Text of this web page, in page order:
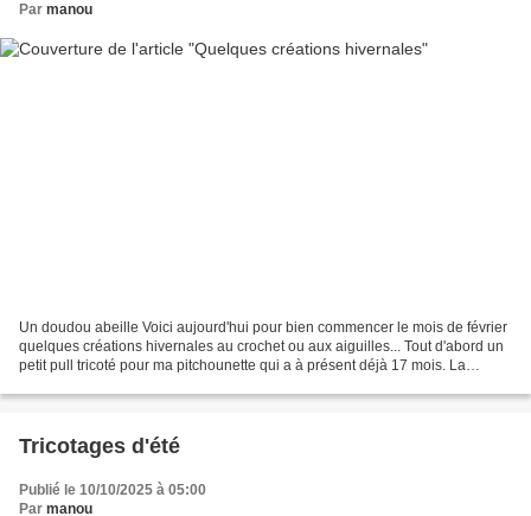
Par manou
Un doudou abeille Voici aujourd'hui pour bien commencer le mois de février
quelques créations hivernales au crochet ou aux aiguilles... Tout d'abord un
petit pull tricoté pour ma pitchounette qui a à présent déjà 17 mois. La
Tricotages d'été
Publié le 10/10/2025 à 05:00
Par manou